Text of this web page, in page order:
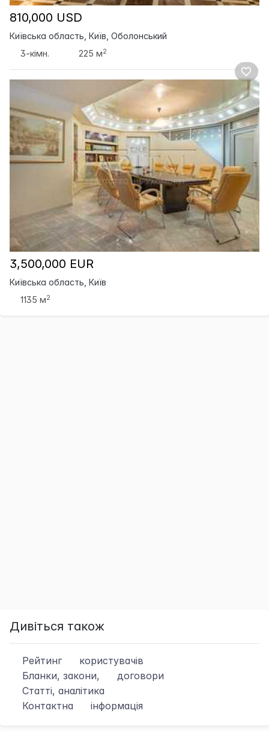
810,000 USD
Київська область, Київ, Оболонський
3-кімн.
225 м2
3,500,000 EUR
Київська область, Київ
1135 м2
Дивіться також
Рейтинг
користувачів
Бланки, закони,
договори
Статті, аналітика
Контактна
інформація